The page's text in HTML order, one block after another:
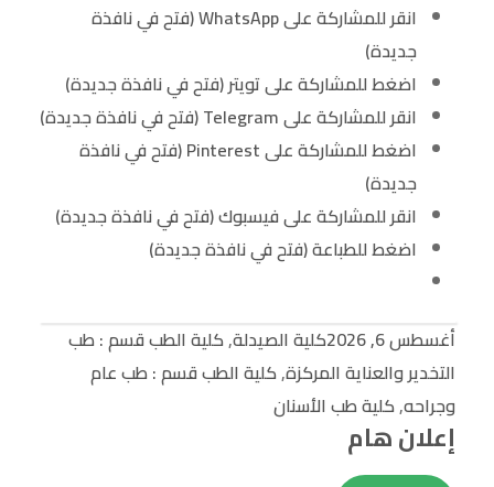
انقر للمشاركة على WhatsApp (فتح في نافذة
جديدة)
اضغط للمشاركة على تويتر (فتح في نافذة جديدة)
انقر للمشاركة على Telegram (فتح في نافذة جديدة)
اضغط للمشاركة على Pinterest (فتح في نافذة
جديدة)
انقر للمشاركة على فيسبوك (فتح في نافذة جديدة)
اضغط للطباعة (فتح في نافذة جديدة)
أغسطس 6, 2026 كلية الصيدلة,كلية الطب قسم : طب
التخدير والعناية المركزة,كلية الطب قسم : طب عام
وجراحه,كلية طب الأسنان
إعلان هام